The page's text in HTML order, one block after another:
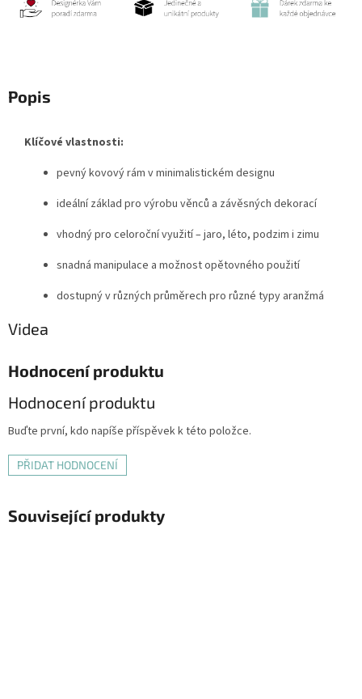
Popis
Klíčové vlastnosti:
pevný kovový rám v minimalistickém designu
ideální základ pro výrobu věnců a závěsných dekorací
vhodný pro celoroční využití – jaro, léto, podzim i zimu
snadná manipulace a možnost opětovného použití
dostupný v různých průměrech pro různé typy aranžmá
Videa
Hodnocení produktu
Hodnocení produktu
Buďte první, kdo napíše příspěvek k této položce.
PŘIDAT HODNOCENÍ
Související produkty